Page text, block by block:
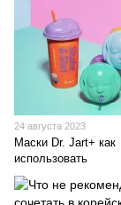
24 августа 2023
Маски Dr. Jart+ как
использовать